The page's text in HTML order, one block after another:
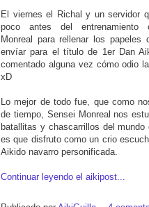
El viernes el Richal y un servidor
poco antes del entrenamiento
Monreal para rellenar los papeles
envíar para el título de 1er Dan
comentado alguna vez cómo odio
xD
Lo mejor de todo fue, que como
de tiempo, Sensei Monreal nos
batallitas y chascarrillos del mundo
es que disfruto como un crio
Aikido navarro personificada.
Continuar leyendo el aikipost...